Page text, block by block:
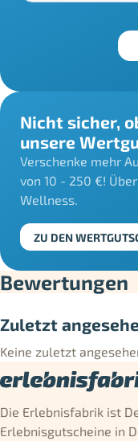
Nicht sicher,
unsere
Verschenke mehr
von 10 - 250 €!
Wellness.
ZU DEN
Bewertungen
Zuletzt
Keine zuletzt
Die Erlebnisfabrik ist
Erlebnisgutscheine in